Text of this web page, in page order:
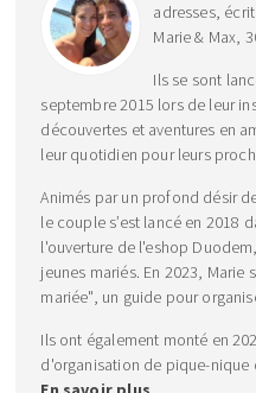
adresses,
Marie & Max,
Ils se sont
septembre 2015 lors de leur
découvertes et aventures en
leur quotidien pour leurs
Animés par un profond désir
le couple s’est lancé en 2018
l'ouverture de l'eshop
jeunes mariés. En 2023, Marie
mariée", un guide pour
Ils ont également monté en
d'organisation de pique-nique